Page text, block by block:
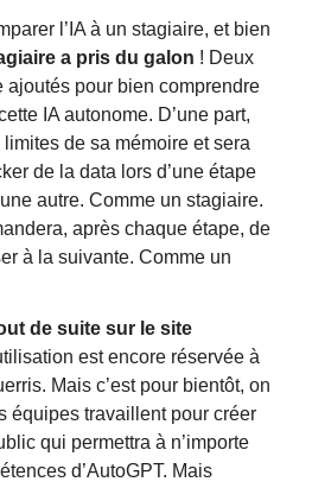
l’IA à un stagiaire, et bien
a pris du galon ! Deux
ajoutés pour bien comprendre
IA autonome. D’une part,
de sa mémoire et sera
de la data lors d’une étape
autre. Comme un stagiaire.
après chaque étape, de
à la suivante. Comme un
de suite sur le site
est encore réservée à
Mais c’est pour bientôt, on
équipes travaillent pour créer
qui permettra à n’importe
d’AutoGPT. Mais